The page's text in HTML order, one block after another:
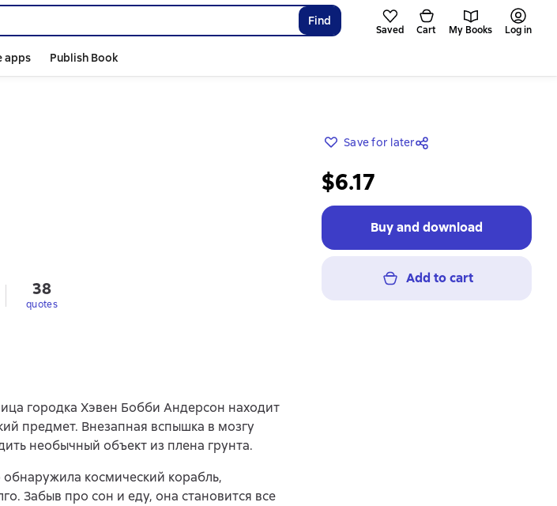
Find
Saved Cart My Books Log in
apps Publish Book
38
quotes
Save for later
$6.17
Buy and download
Add to cart
городка Хэвен Бобби Андерсон находит
предмет. Внезапная вспышка в мозгу
необычный объект из плена грунта.
космический корабль,
Забыв про сон и еду, она становится все